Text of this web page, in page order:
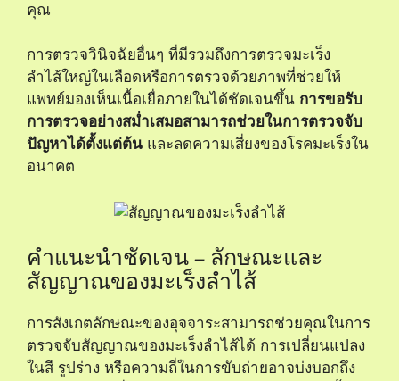
คุณ
การตรวจวินิจฉัยอื่นๆ ที่มีรวมถึงการตรวจมะเร็ง
ลำไส้ใหญ่ในเลือดหรือการตรวจด้วยภาพที่ช่วยให้
แพทย์มองเห็นเนื้อเยื่อภายในได้ชัดเจนขึ้น การขอรับ
การตรวจอย่างสม่ำเสมอสามารถช่วยในการตรวจจับ
ปัญหาได้ตั้งแต่ต้น และลดความเสี่ยงของโรคมะเร็งใน
อนาคต
คำแนะนำชัดเจน – ลักษณะและ
สัญญาณของมะเร็งลำไส้
การสังเกตลักษณะของอุจจาระสามารถช่วยคุณในการ
ตรวจจับสัญญาณของมะเร็งลำไส้ได้ การเปลี่ยนแปลง
ในสี รูปร่าง หรือความถี่ในการขับถ่ายอาจบ่งบอกถึง